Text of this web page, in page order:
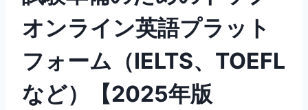
オンライン英語プラット
フォーム（IELTS、TOEFL
など）【2025年版